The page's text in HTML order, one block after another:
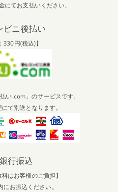
ダブル）が登場！
当たる！SNSプレゼントキャ
スチーマーが当たる！蒸して
ーン開催中🍀
ミルソルト＆ペッパーが当
ス香るSNSキャンペーン開催
にてお支払いください。
ビニ後払い
330円(税込)】
い.com」のサービスです。
て別送となります。
銀行振込
料はお客様のご負担】
お振込ください。